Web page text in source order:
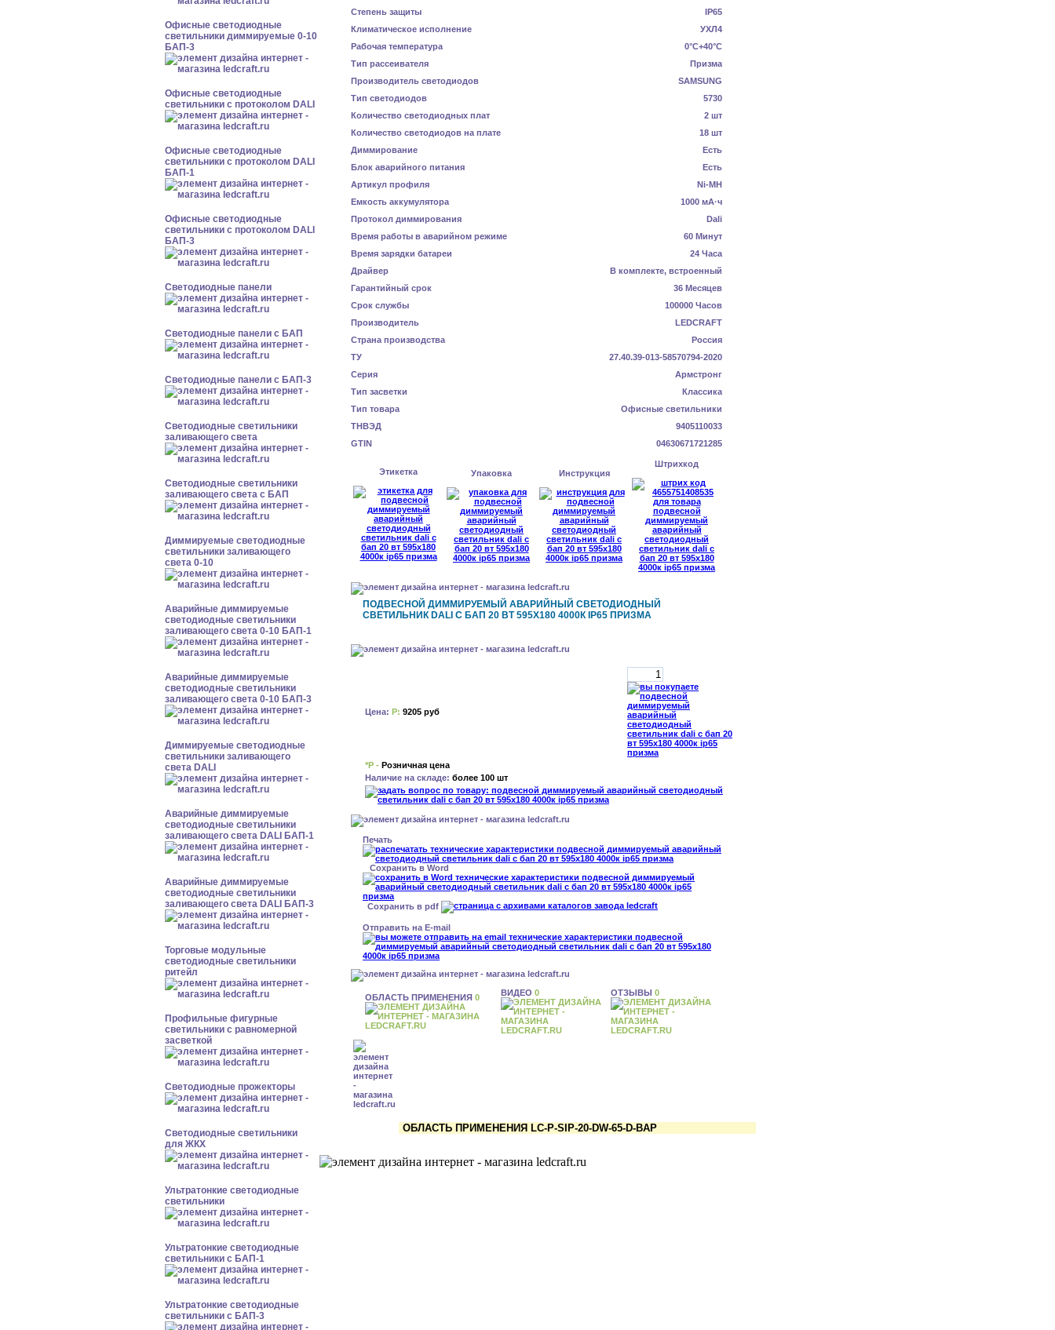
Офисные светодиодные
светильники диммируемые 0-10
БАП-3
Офисные светодиодные
светильники с протоколом DALI
Офисные светодиодные
светильники с протоколом DALI
БАП-1
Офисные светодиодные
светильники с протоколом DALI
БАП-3
Cветодиодные панели
Cветодиодные панели с БАП
Cветодиодные панели с БАП-3
Светодиодные светильники
заливающего света
Светодиодные светильники
заливающего света с БАП
Диммируемые светодиодные
светильники заливающего
света 0-10
Аварийные диммируемые
светодиодные светильники
заливающего света 0-10 БАП-1
Аварийные диммируемые
светодиодные светильники
заливающего света 0-10 БАП-3
Диммируемые светодиодные
светильники заливающего
света DALI
Аварийные диммируемые
светодиодные светильники
заливающего света DALI БАП-1
Аварийные диммируемые
светодиодные светильники
заливающего света DALI БАП-3
Торговые модульные
светодиодные светильники
ритейл
Профильные фигурные
светильники с равномерной
засветкой
Светодиодные прожекторы
Светодиодные светильники
для ЖКХ
Ультратонкие светодиодные
светильники
Ультратонкие светодиодные
светильники с БАП-1
Ультратонкие светодиодные
светильники с БАП-3
Степень защиты
IP65
Климатическое исполнение
УХЛ4
Рабочая температура
0°C+40°C
Тип рассеивателя
Призма
Производитель светодиодов
SAMSUNG
Тип светодиодов
5730
Количество светодиодных плат
2 шт
Количество светодиодов на плате
18 шт
Диммирование
Есть
Блок аварийного питания
Есть
Артикул профиля
Ni-MH
Емкость аккумулятора
1000 мА·ч
Протокол диммирования
Dali
Время работы в аварийном режиме
60 Минут
Время зарядки батареи
24 Часа
Драйвер
В комплекте, встроенный
Гарантийный срок
36 Месяцев
Срок службы
100000 Часов
Производитель
LEDCRAFT
Страна производства
Россия
ТУ
27.40.39-013-58570794-2020
Серия
Армстронг
Тип засветки
Классика
Тип товара
Офисные светильники
ТНВЭД
9405110033
GTIN
04630671721285
Этикетка Упаковка Инструкция
Штрихкод
ПОДВЕСНОЙ ДИММИРУЕМЫЙ АВАРИЙНЫЙ СВЕТОДИОДНЫЙ
СВЕТИЛЬНИК DALI С БАП 20 ВТ 595X180 4000К IP65 ПРИЗМА
Цена: Р: 9205 руб
*Р - Розничная цена
Наличие на складе: более 100 шт
Печать
Сохранить в Word
Сохранить в pdf
Отправить на E-mail
ОБЛАСТЬ ПРИМЕНЕНИЯ 0 ВИДЕО 0 ОТЗЫВЫ 0
ОБЛАСТЬ ПРИМЕНЕНИЯ LC-P-SIP-20-DW-65-D-BAP